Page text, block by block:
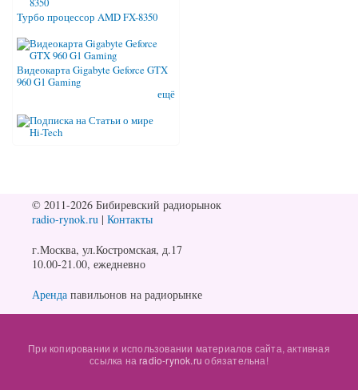
Турбо процессор AMD FX-8350
Видеокарта Gigabyte Geforce GTX
960 G1 Gaming
ещё
© 2011-2026 Бибиревский радиорынок
radio-rynok.ru | Контакты
г.Москва, ул.Костромская, д.17
10.00-21.00, ежедневно
Аренда павильонов на радиорынке
При копировании и использовании материалов сайта, активная
ссылка наradio-rynok.ru обязательна!